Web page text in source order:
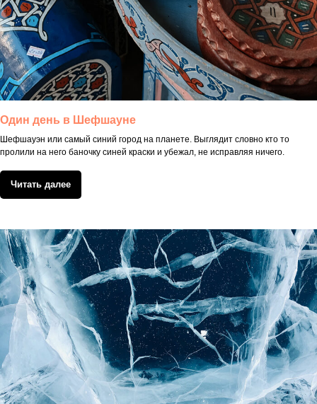
Один день в Шефшауне
Шефшауэн или самый синий город на планете. Выглядит словно кто то
пролили на него баночку синей краски и убежал, не исправляя ничего.
Читать далее